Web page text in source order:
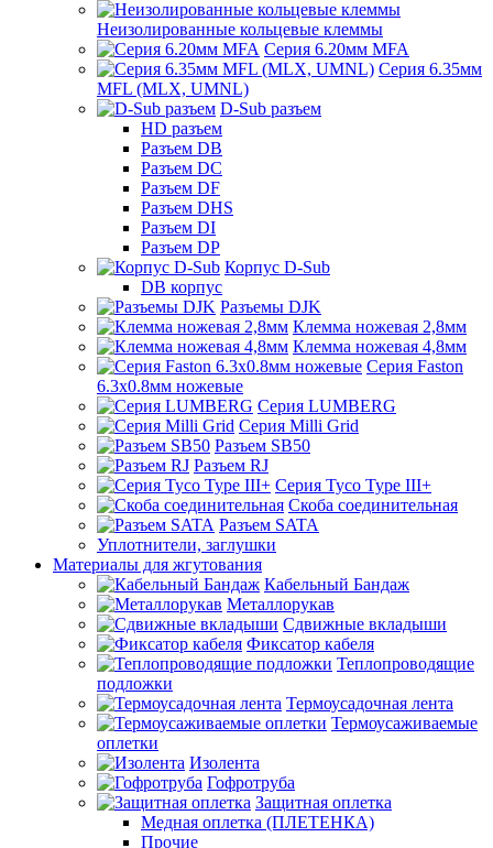
Неизолированные кольцевые клеммы
Серия 6.20мм MFA
Серия 6.35мм
MFL (MLX, UMNL)
D-Sub разъем
HD разъем
Разъем DB
Разъем DC
Разъем DF
Разъем DHS
Разъем DI
Разъем DP
Корпус D-Sub
DB корпус
Разъемы DJK
Клемма ножевая 2,8мм
Клемма ножевая 4,8мм
Серия Faston
6.3х0.8мм ножевые
Серия LUMBERG
Серия Milli Grid
Разъем SB50
Разъем RJ
Серия Tyco Type III+
Скоба соединительная
Разъем SATA
Уплотнители, заглушки
Материалы для жгутования
Кабельный Бандаж
Металлорукав
Сдвижные вкладыши
Фиксатор кабеля
Теплопроводящие
подложки
Термоусадочная лента
Термоусаживаемые
оплетки
Изолента
Гофротруба
Защитная оплетка
Медная оплетка (ПЛЕТЕНКА)
Прочие